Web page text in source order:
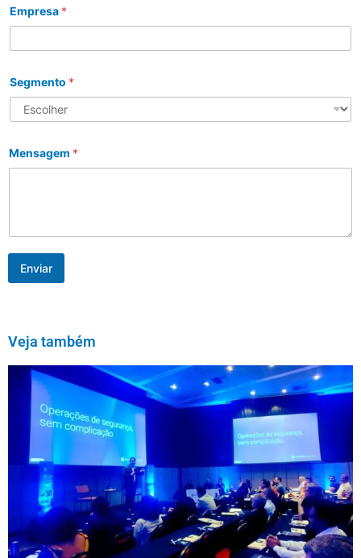
Empresa *
Segmento *
Mensagem *
Enviar
Veja também